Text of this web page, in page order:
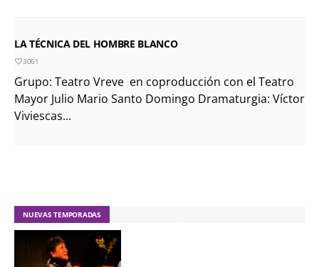
LA TÉCNICA DEL HOMBRE BLANCO
3061
Grupo: Teatro Vreve en coproducción con el Teatro
Mayor Julio Mario Santo Domingo Dramaturgia: Víctor
Viviescas...
NUEVAS TEMPORADAS